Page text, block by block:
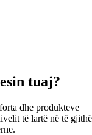
tuaj?
dhe produkteve
të lartë në të gjithë